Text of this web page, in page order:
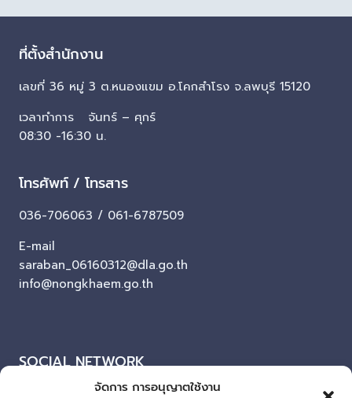
จัดการ การอนุญาตใช้งาน
ที่ตั้งสำนักงาน
เลขที่ 36 หมู่ 3 ต.หนองแขม อ.โคกสำโรง จ.ลพบุรี 15120
เวลาทำการ จันทร์ – ศุกร์
08:30 -16:30 น.
โทรศัพท์ / โทรสาร
036-706063 / 061-6787509
E-mail
saraban_06160312@dla.go.th
info@nongkhaem.go.th
SOCIAL NETWORK
Facebook